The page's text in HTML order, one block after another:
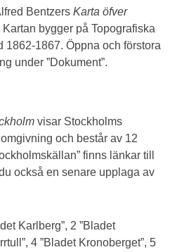
BentzersKarta öfver
Kartan bygger på Topografiska
1862-1867. Öppna och förstora
under ”Dokument”.
visar Stockholms
och består av 12
finns länkar till
också en senare upplaga av
Karlberg”, 2 ”Bladet
4 ”Bladet Kronoberget”, 5